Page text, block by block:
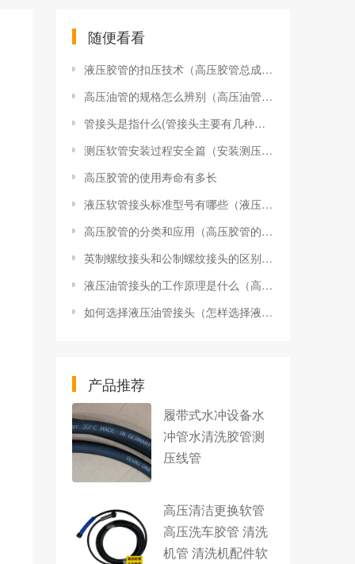
随便看看
液压胶管的扣压技术（高压胶管总成扣压技术要领）
高压油管的规格怎么辨别（高压油管规格型号怎样表示）
管接头是指什么(管接头主要有几种接头)
测压软管安装过程安全篇（安装测压软管​需要注意的6大事项）
高压胶管的使用寿命有多长
液压软管接头标准型号有哪些（液压软管接头标准型号）
高压胶管的分类和应用（高压胶管的选用）
英制螺纹接头和公制螺纹接头的区别（英制螺纹接头和公制螺纹接头哪个好）
液压油管接头的工作原理是什么（高压软管接头如何清洗）
如何选择液压油管接头（怎样选择液压油管接头型号尺寸）
产品推荐
履带式水冲设备水
冲管水清洗胶管测
压线管
高压清洁更换软管
高压洗车胶管 清洗
机管 清洗机配件软